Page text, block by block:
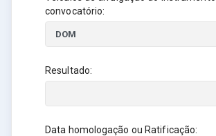
convocatório:
Resultado:
Data homologação ou Ratificação: